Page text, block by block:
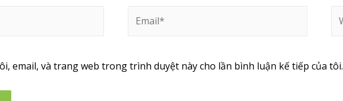
email, và trang web trong trình duyệt này cho lần bình luận kế tiếp của tôi.